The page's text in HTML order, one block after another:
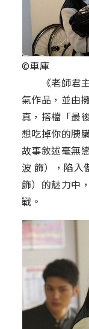
©車庫
《老師君主
氣作品，並由
真，搭檔「最
想吃掉你的胰
故事敘述毫無
波 飾），陷入
飾）的魅力中
戰。